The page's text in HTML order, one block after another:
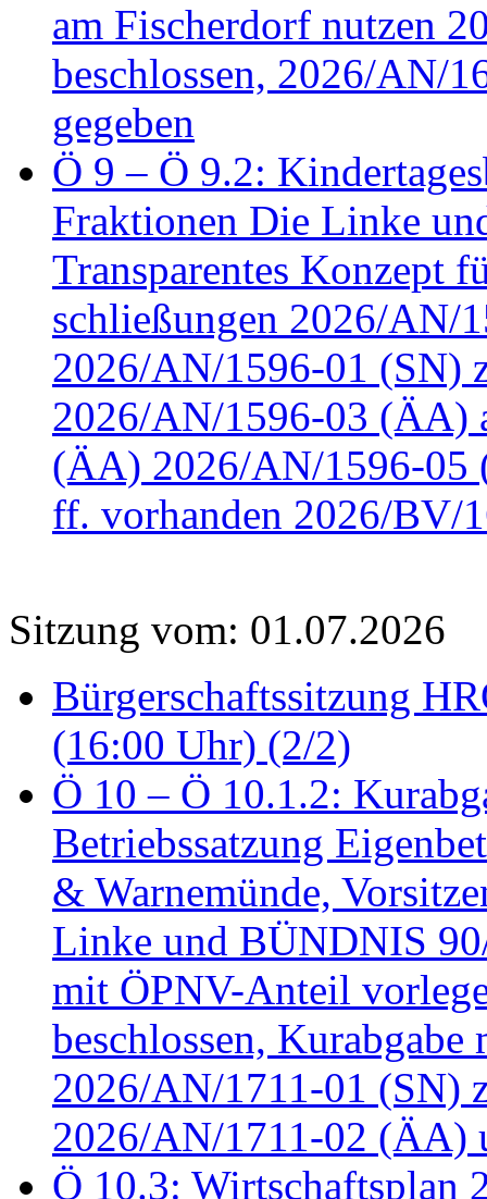
am Fischerdorf nutzen
beschlossen, 2026/AN/
gegeben
Ö 9 – Ö 9.2:
Fraktionen Die Linke
Transparentes Konzept
schließungen 2026/AN/
2026/AN/1596-01 (SN)
2026/AN/1596-03 (ÄA)
(ÄA) 2026/AN/1596-05
ff. vorhanden 2026/BV/
Sitzung vom: 01.07.2026
Bürgerschaftssitzung
(16:00 Uhr) (2/2)
Ö 10 – Ö 10.1.2:
Betriebssatzung
& Warnemünde,
Linke und BÜNDNIS
mit ÖPNV-Anteil
beschlossen,
2026/AN/1711-01 (SN)
2026/AN/1711-02 (ÄA)
Ö 10.3: Wirtschaftsplan